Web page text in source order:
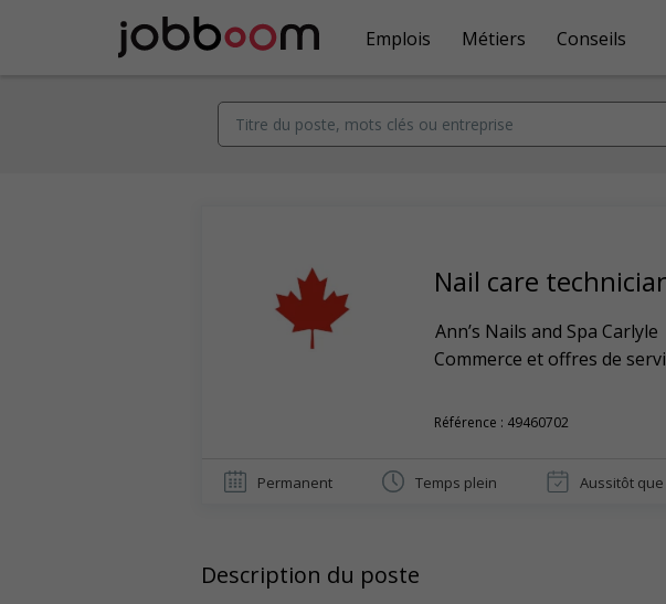
Emplois Métiers Conseils
Nail care
Ann’s Nails and Spa Carlyle
Commerce et offres de
Référence : 49460702
Permanent Temps plein Aussitôt
Description du poste